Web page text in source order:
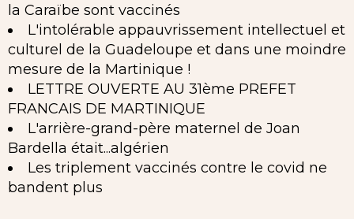
la Caraïbe sont vaccinés
L'intolérable appauvrissement intellectuel et
culturel de la Guadeloupe et dans une moindre
mesure de la Martinique !
LETTRE OUVERTE AU 31ème PREFET
FRANCAIS DE MARTINIQUE
L'arrière-grand-père maternel de Joan
Bardella était...algérien
Les triplement vaccinés contre le covid ne
bandent plus